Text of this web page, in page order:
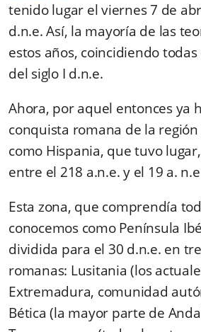
tenido lugar el viernes 7 de
d.n.e. Así, la mayoría de las
estos años, coincidiendo
del siglo I d.n.e.
Ahora, por aquel entonces ya
conquista romana de la
como Hispania, que tuvo
entre el 218 a.n.e. y el 19 a.
Esta zona, que comprendía
conocemos como Península
dividida para el 30 d.n.e. en
romanas: Lusitania (los
Extremadura, comunidad
Bética (la mayor parte de